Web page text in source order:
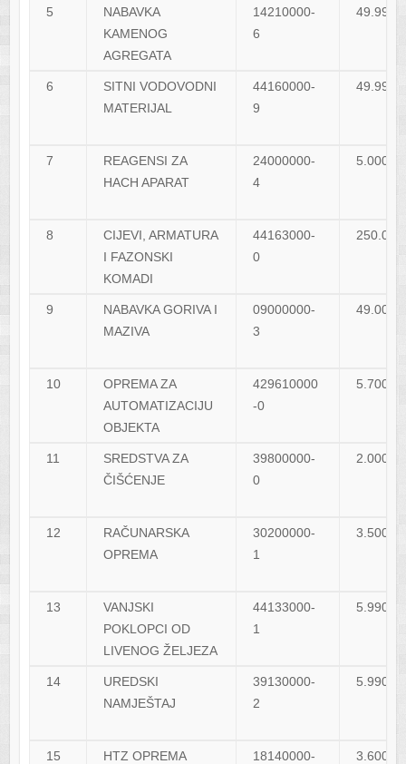
5
NABAVKA
KAMENOG
AGREGATA
14210000-
6
6
SITNI VODOVODNI
MATERIJAL
44160000-
9
7
REAGENSI ZA
HACH APARAT
24000000-
4
8
CIJEVI, ARMATURA
I FAZONSKI
KOMADI
44163000-
0
9
NABAVKA GORIVA I
MAZIVA
09000000-
3
10
OPREMA ZA
AUTOMATIZACIJU
OBJEKTA
429610000
-0
11
SREDSTVA ZA
ČIŠĆENJE
39800000-
0
12
RAČUNARSKA
OPREMA
30200000-
1
13
VANJSKI
POKLOPCI OD
LIVENOG ŽELJEZA
44133000-
1
14
UREDSKI
NAMJEŠTAJ
39130000-
2
15 HTZ OPREMA
18140000-